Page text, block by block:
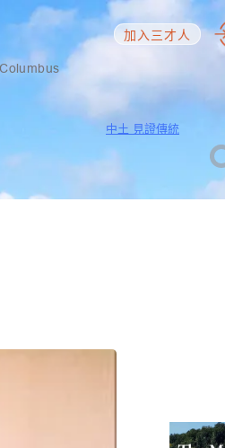
Columbus
加入三才人
中土 見證傳統